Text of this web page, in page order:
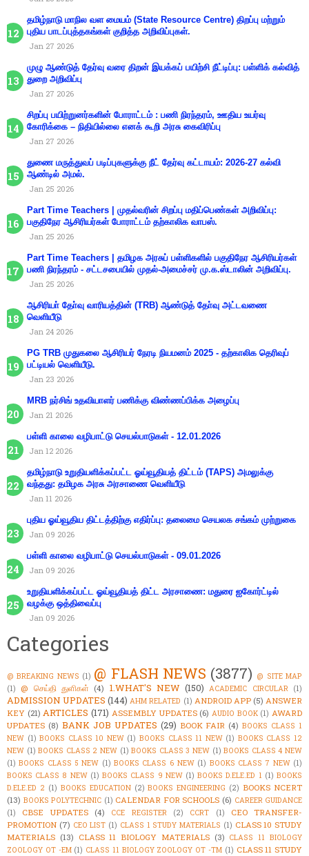
தமிழ்நாடு மாநில வள மையம் (State Resource Centre) திறப்பு மற்றும்
புதிய பாடப்புத்தகங்கள் குறித்த அறிவிப்புகள்.
Jan 27 2026
முழு ஆண்டுத் தேர்வு வரை திறன் இயக்கப் பயிற்சி நீட்டிப்பு: பள்ளிக் கல்வித்
துறை அறிவிப்பு
Jan 27 2026
சிறப்பு பயிற்றுனர்களின் போராட்டம் : பணி நிரந்தரம், ஊதிய உயர்வு
கோரிக்கை – நிதியில்லை எனக் கூறி அரசு கைவிரிப்பு
Jan 27 2026
துணை மருத்துவப் படிப்புகளுக்கு நீட் தேர்வு கட்டாயம்: 2026-27 கல்வி
ஆண்டில் அமல்.
Jan 25 2026
Part Time Teachers | முதல்வரின் சிறப்பு மதிப்பெண்கள் அறிவிப்பு:
பகுதிநேர ஆசிரியர்கள் போராட்டம் தற்காலிக வாபஸ்.
Jan 25 2026
Part Time Teachers | தமிழக அரசுப் பள்ளிகளில் பகுதிநேர ஆசிரியர்கள்
பணி நிரந்தரம் - சட்டசபையில் முதல்-அமைச்சர் மு.க.ஸ்டாலின் அறிவிப்பு.
Jan 25 2026
ஆசிரியா் தோ்வு வாரியத்தின் (TRB) ஆண்டுத் தோ்வு அட்டவணை
வெளியீடு
Jan 24 2026
PG TRB முதுகலை ஆசிரியர் நேரடி நியமனம் 2025 - தற்காலிக தெரிவுப்
பட்டியல் வெளியீடு.
Jan 23 2026
MRB நர்சிங் உதவியாளர் பணிக்கு விண்ணப்பிக்க அழைப்பு
Jan 21 2026
பள்ளி காலை வழிபாட்டு செயல்பாடுகள் - 12.01.2026
Jan 12 2026
தமிழ்நாடு உறுதியளிக்கப்பட்ட ஓய்வூதியத் திட்டம் (TAPS) அமலுக்கு
வந்தது: தமிழக அரசு அரசாணை வெளியீடு
Jan 11 2026
புதிய ஓய்வூதிய திட்டத்திற்கு எதிர்ப்பு: தலைமை செயலக சங்கம் முற்றுகை
Jan 09 2026
பள்ளி காலை வழிபாட்டு செயல்பாடுகள் - 09.01.2026
Jan 09 2026
உறுதியளிக்கப்பட்ட ஓய்வூதியத் திட்ட அரசாணை: மதுரை ஐகோர்ட்டில்
வழக்கு ஒத்திவைப்பு
Jan 09 2026
Categories
@ BREAKING NEWS (1) @ FLASH NEWS (3877) @ SITE MAP
(1) @ செய்தி துளிகள் (4) 1.WHAT'S NEW (150) ACADEMIC CIRCULAR (1)
ADMISSION UPDATES (144) AHM RELATED (1) ANDROID APP (5) ANSWER
KEY (21) ARTICLES (171) ASSEMBLY UPDATES (6) AUDIO BOOK (1) AWARD
UPDATES (8) BANK JOB UPDATES (29) BOOK FAIR (4) BOOKS CLASS 1
NEW (1) BOOKS CLASS 10 NEW (1) BOOKS CLASS 11 NEW (1) BOOKS CLASS 12
NEW (1) BOOKS CLASS 2 NEW (1) BOOKS CLASS 3 NEW (1) BOOKS CLASS 4 NEW
(1) BOOKS CLASS 5 NEW (1) BOOKS CLASS 6 NEW (1) BOOKS CLASS 7 NEW (1)
BOOKS CLASS 8 NEW (1) BOOKS CLASS 9 NEW (1) BOOKS D.ELE.ED 1 (1) BOOKS
D.ELE.ED 2 (1) BOOKS EDUCATION (2) BOOKS ENGINEERING (2) BOOKS NCERT
(13) BOOKS POLYTECHNIC (1) CALENDAR FOR SCHOOLS (6) CAREER GUIDANCE
(1)
CBSE UPDATES (4) CCE REGISTER (2) CCRT (1)
CEO TRANSFER-
PROMOTION (7) CEO LIST (1) CLASS 1 STUDY MATERIALS (1) CLASS 10 STUDY
MATERIALS (13) CLASS 11 BIOLOGY MATERIALS (3) CLASS 11 BIOLOGY
ZOOLOGY OT -EM (1) CLASS 11 BIOLOGY ZOOLOGY OT -TM (1) CLASS 11 STUDY